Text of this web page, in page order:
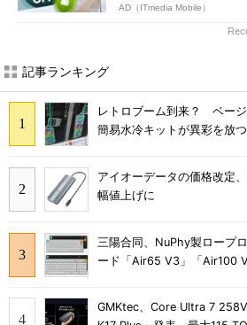
AD（ITmedia Mobile）
記事ランキング
レトロブーム到来？ ベー
簡易水冷キットが異彩を放つ
アイオーデータの価格改定
幅値上げに
三陽合同、NuPhy製ロープ
ード「Air65 V3」「Air100
GMKtec、Core Ultra 7